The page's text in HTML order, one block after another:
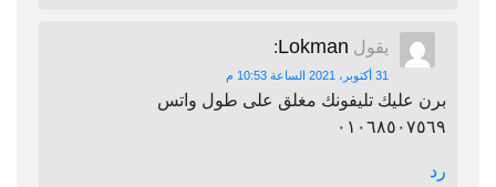
يقول Lokman
:
31 أكتوبر، 2021 الساعة 10:53 م
برن عليك تليفونك مغلق على طول واتس
٠١٠٦٨٥٠٧٥٦٩
رد